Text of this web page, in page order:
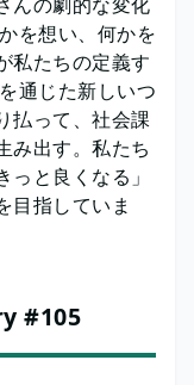
を想い、何かを
私たちの定義す
通じた新しいつ
払って、社会課
み出す。私たち
と良くなる」
目指していま
#105